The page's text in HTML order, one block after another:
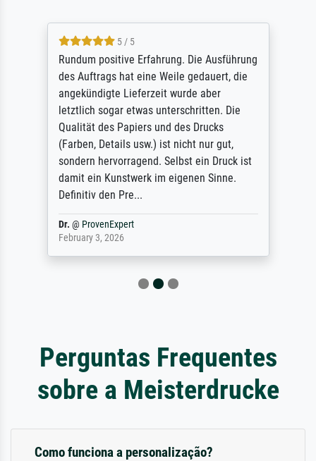
5 / 5
Rundum positive Erfahrung. Die Ausführung
des Auftrags hat eine Weile gedauert, die
angekündigte Lieferzeit wurde aber
letztlich sogar etwas unterschritten. Die
Qualität des Papiers und des Drucks
(Farben, Details usw.) ist nicht nur gut,
sondern hervorragend. Selbst ein Druck ist
damit ein Kunstwerk im eigenen Sinne.
Definitiv den Pre...
Dr. @ ProvenExpert
February 3, 2026
Perguntas Frequentes
sobre a Meisterdrucke
Como funciona a personalização?